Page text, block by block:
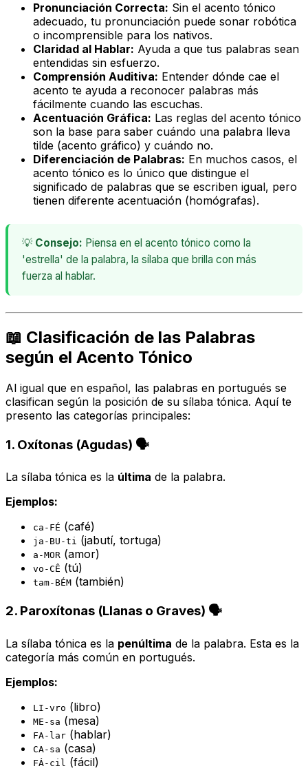
Pronunciación Correcta: Sin el acento tónico
adecuado, tu pronunciación puede sonar robótica
o incomprensible para los nativos.
Claridad al Hablar: Ayuda a que tus palabras sean
entendidas sin esfuerzo.
Comprensión Auditiva: Entender dónde cae el
acento te ayuda a reconocer palabras más
fácilmente cuando las escuchas.
Acentuación Gráfica: Las reglas del acento tónico
son la base para saber cuándo una palabra lleva
tilde (acento gráfico) y cuándo no.
Diferenciación de Palabras: En muchos casos, el
acento tónico es lo único que distingue el
significado de palabras que se escriben igual, pero
tienen diferente acentuación (homógrafas).
💡 Consejo: Piensa en el acento tónico como la
'estrella' de la palabra, la sílaba que brilla con más
fuerza al hablar.
📖 Clasificación de las Palabras
según el Acento Tónico
Al igual que en español, las palabras en portugués se
clasifican según la posición de su sílaba tónica. Aquí te
presento las categorías principales:
1. Oxítonas (Agudas) 🗣️
La sílaba tónica es la última de la palabra.
Ejemplos:
ca-FÉ (café)
ja-BU-ti (jabutí, tortuga)
a-MOR (amor)
vo-CÊ (tú)
tam-BÉM (también)
2. Paroxítonas (Llanas o Graves) 🗣️
La sílaba tónica es la penúltima de la palabra. Esta es la
categoría más común en portugués.
Ejemplos:
LI-vro (libro)
ME-sa (mesa)
FA-lar (hablar)
CA-sa (casa)
FÁ-cil (fácil)